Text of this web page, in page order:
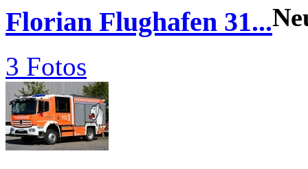
Florian Flughafen 31...
3 Fotos